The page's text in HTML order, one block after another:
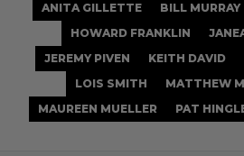
ANITA GILLETTE BILL MURRAY
HOWARD FRANKLIN
JEREMY PIVEN
KEITH DAVID
LOIS SMITH
MATTHEW
MAUREEN MUELLER
PAT